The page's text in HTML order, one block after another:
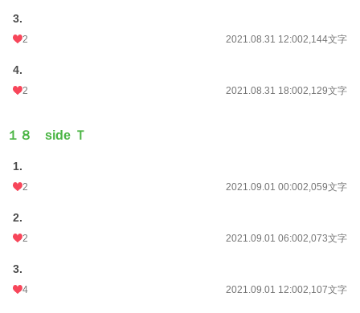
3.
2 2021.08.31 12:002,144文字
4.
2 2021.08.31 18:002,129文字
１８ side Ｔ
1.
2 2021.09.01 00:002,059文字
2.
2 2021.09.01 06:002,073文字
3.
4 2021.09.01 12:002,107文字